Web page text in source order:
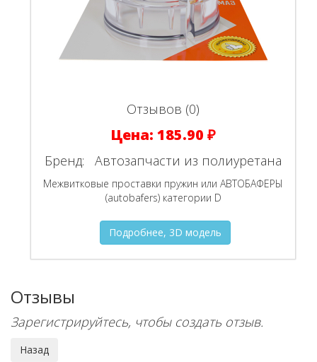
Отзывов (0)
Цена:185.90 ₽
Бренд: Автозапчасти из полиуретана
Межвитковые проставки пружин или АВТОБАФЕРЫ
(autobafers) категории D
Подробнее, 3D модель
Отзывы
Зарегистрируйтесь, чтобы создать отзыв.